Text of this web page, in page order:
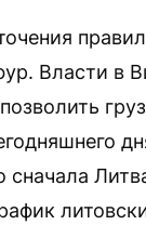
Власти в
сначала